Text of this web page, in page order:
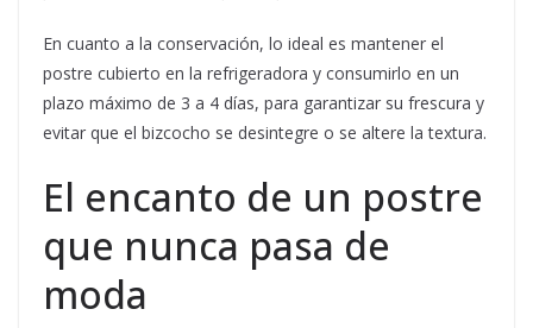
En cuanto a la conservación, lo ideal es mantener el
postre cubierto en la refrigeradora y consumirlo en un
plazo máximo de 3 a 4 días, para garantizar su frescura y
evitar que el bizcocho se desintegre o se altere la textura.
El encanto de un postre
que nunca pasa de
moda